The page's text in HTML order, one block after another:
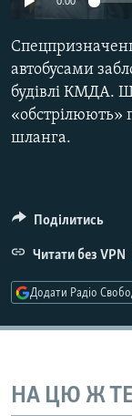
МУЛЬТИМЕДІА
ФОТО
СПЕЦПРОЄКТИ
ПОДКАСТИ
УКР
КТАТ
ДОЛУЧАЙСЯ!
автобусами
будівлі КМДА.
«обстрілюють»
шланга.
Поділитись
Читати без VPN
Додати Радіо
НА ЦЮ Ж